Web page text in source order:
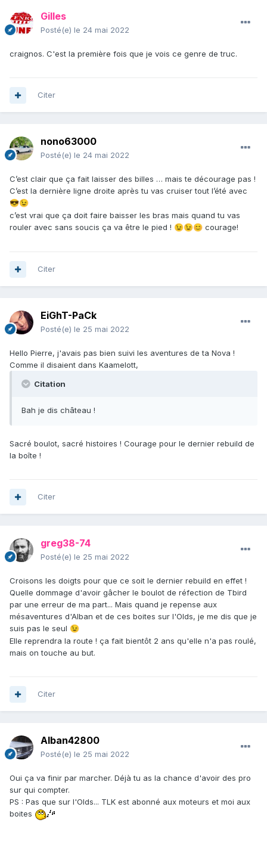
Gilles
Posté(e) le 24 mai 2022
craignos. C'est la première fois que je vois ce genre de truc.
Citer
nono63000
Posté(e) le 24 mai 2022
C’est clair que ça fait laisser des billes … mais te décourage pas !
C’est la dernière ligne droite après tu vas cruiser tout l’été avec
😎😉
c’est vrai que ça doit faire baisser les bras mais quand tu vas
rouler avec sans soucis ça va être le pied ! 😉😉😊 courage!
Citer
EiGhT-PaCk
Posté(e) le 25 mai 2022
Hello Pierre, j'avais pas bien suivi les aventures de ta Nova !
Comme il disaient dans Kaamelott,
Citation
Bah je dis château !
Sacré boulot, sacré histoires ! Courage pour le dernier rebuild de
la boîte !
Citer
greg38-74
Posté(e) le 25 mai 2022
Croisons les doigts pour que ce soit le dernier rebuild en effet !
Quelle dommage d'avoir gâcher le boulot de réfection de Tbird
par une erreur de ma part... Mais quand je repense aux
mésaventures d'Alban et de ces boites sur l'Olds, je me dis que je
suis pas le seul 😉
Elle reprendra la route ! ça fait bientôt 2 ans qu'elle n'a pas roulé,
mais on touche au but.
Citer
Alban42800
Posté(e) le 25 mai 2022
Oui ça va finir par marcher. Déjà tu as la chance d'avoir des pro
sur qui compter.
PS : Pas que sur l'Olds... TLK est abonné aux moteurs et moi aux
boites